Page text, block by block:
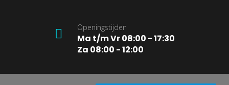
Openingstijden
Ma t/m Vr 08:00 - 17:30
Za 08:00 - 12:00